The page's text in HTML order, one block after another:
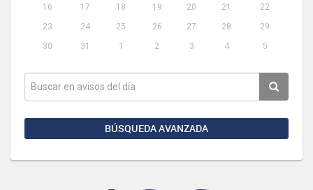
16
17 18 19 20 21
22
23
24 25 26 27 28
29
30
31 1 2 3 4 5
BÚSQUEDA AVANZADA